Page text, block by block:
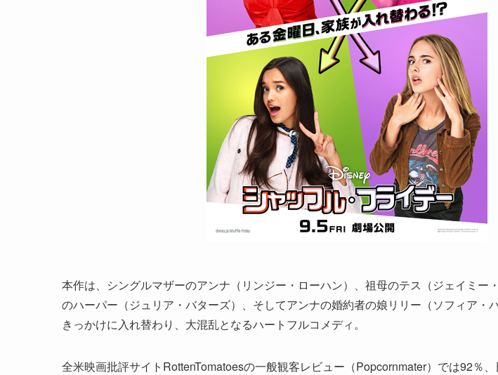
本作は、シングルマザーのアンナ（リンジー・ローハン）、祖母のテス（ジェイミー
のハーパー（ジュリア・バターズ）、そしてアンナの婚約者の娘リリー（ソフィア・
きっかけに入れ替わり、大混乱となるハートフルコメディ。
全米映画批評サイトRottenTomatoesの一般観客レビュー（Popcornmater）では92％